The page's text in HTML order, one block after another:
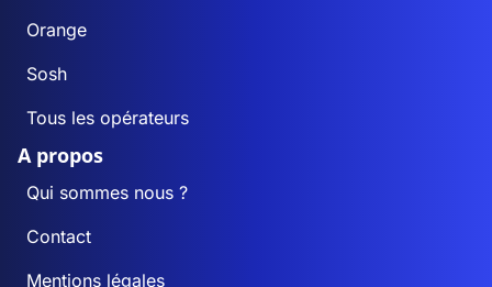
Orange
Sosh
Tous les opérateurs
A propos
Qui sommes nous ?
Contact
Mentions légales